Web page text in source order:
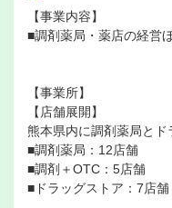
【事業内容】
■調剤薬局・薬店の経営
【事業所】
【店舗展開】
熊本県内に調剤薬局とド
■調剤薬局：12店舗
■調剤＋OTC：5店舗
■ドラッグストア：7店舗